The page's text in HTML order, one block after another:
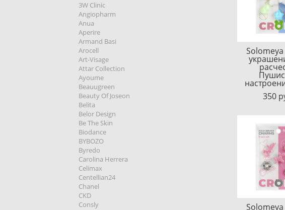
3W Clinic
Angiopharm
Anua
Aperire
Armand Basi
Arocell
Art-Visage
Attar Collection
Ayoume
Beauugreen
Beauty Of Joseon
Belita
Belor Design
Be The Skin
Biodance
BYBOZO
Byredo
Carolina Herrera
Celimax
Centellian24
Chanel
CKD
Consly
350